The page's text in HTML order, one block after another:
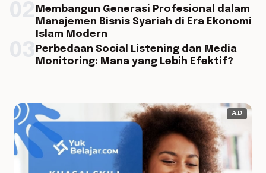
Membangun Generasi Profesional dalam
Manajemen Bisnis Syariah di Era Ekonomi
Islam Modern
Perbedaan Social Listening dan Media
Monitoring: Mana yang Lebih Efektif?
AD